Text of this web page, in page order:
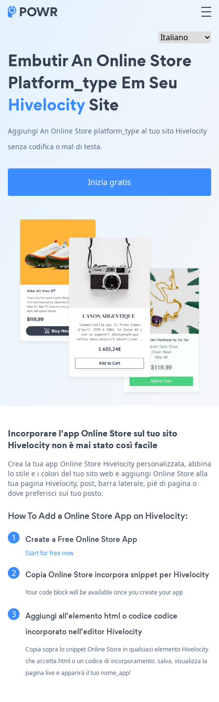
Embutir An Online Store
Platform_type Em Seu
HivelocitySite
Aggiungi An Online Store platform_type al tuo sito Hivelocity
senza codifica o mal di testa.
Inizia gratis
Incorporare l'app Online Store sul tuo sito
Hivelocity non è mai stato così facile
Crea la tua app Online Store Hivelocity personalizzata, abbina
lo stile e i colori del tuo sito web e aggiungi Online Store alla
tua pagina Hivelocity, post, barra laterale, piè di pagina o
dove preferisci sul tuo posto.
How To Add a Online Store App on Hivelocity:
Create a Free Online Store App
Start for free now
Copia Online Store incorpora snippet per Hivelocity
Your code block will be available once you create your app
Aggiungi all'elemento html o codice codice
incorporato nell'editor Hivelocity
Copia sopra lo snippet Online Store in qualsiasi elemento Hivelocity
che accetta html o un codice di incorporamento. salva, visualizza la
pagina live e apparirà il tuo nome_app!